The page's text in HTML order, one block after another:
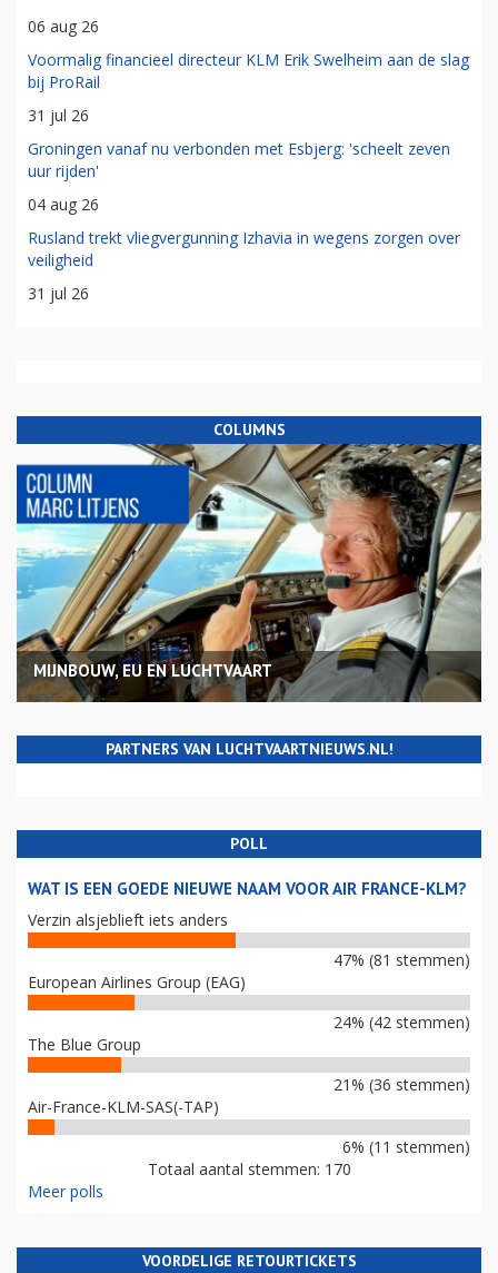
06 aug 26
Voormalig financieel directeur KLM Erik Swelheim aan de slag
bij ProRail
31 jul 26
Groningen vanaf nu verbonden met Esbjerg: 'scheelt zeven
uur rijden'
04 aug 26
Rusland trekt vliegvergunning Izhavia in wegens zorgen over
veiligheid
31 jul 26
COLUMNS
MIJNBOUW, EU EN LUCHTVAART
PARTNERS VAN LUCHTVAARTNIEUWS.NL!
POLL
WAT IS EEN GOEDE NIEUWE NAAM VOOR AIR FRANCE-KLM?
Verzin alsjeblieft iets anders
47% (81 stemmen)
European Airlines Group (EAG)
24% (42 stemmen)
The Blue Group
21% (36 stemmen)
Air-France-KLM-SAS(-TAP)
6% (11 stemmen)
Totaal aantal stemmen: 170
Meer polls
VOORDELIGE RETOURTICKETS